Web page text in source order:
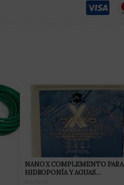
NANO X COMPLEMENTO PARA
HIDROPONÍA Y AGUAS